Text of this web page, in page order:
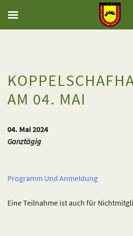
AM 04. MAI
04. Mai 2024
Ganztägig
Programm Und Anmeldung
Eine Teilnahme ist auch für